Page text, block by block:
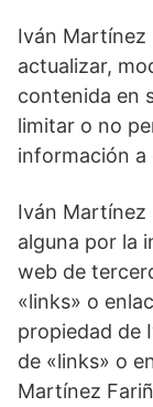
Iván Martínez
actualizar,
contenida en
limitar o no
información a
Iván Martínez
alguna por la
web de
«links» o
propiedad de
de «links» o
Martínez